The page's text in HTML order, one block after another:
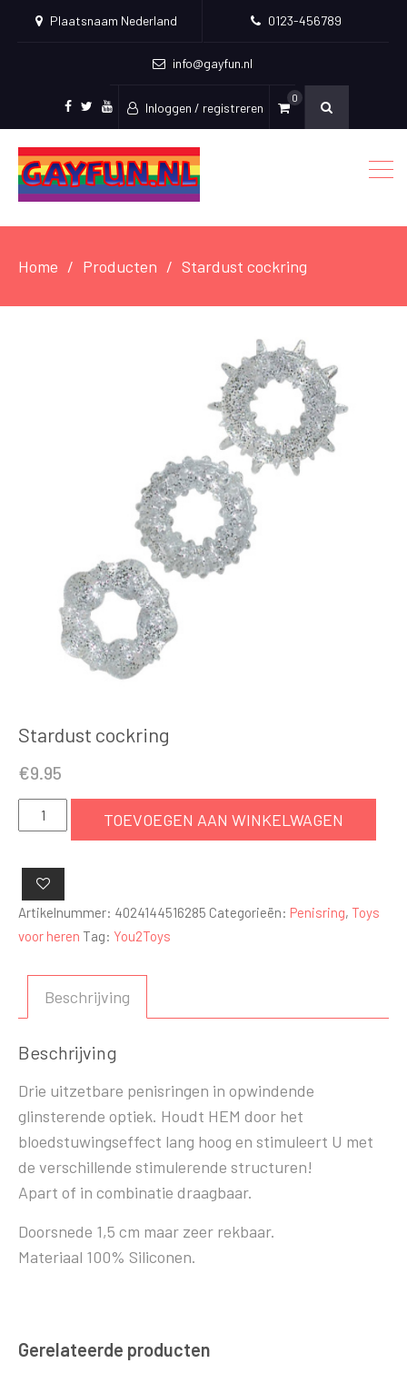
Plaatsnaam Nederland 0123-456789
info@gayfun.nl
Facebook
TwitterYoutube
Inloggen / registreren
0
Home Producten Stardust cockring
Stardust cockring
€9.95
Stardust
cockring
TOEVOEGEN AAN WINKELWAGEN
Artikelnummer: 4024144516285 Categorieën: Penisring, Toys
voor heren Tag: You2Toys
Beschrijving
Beschrijving
Drie uitzetbare penisringen in opwindende
glinsterende optiek. Houdt HEM door het
bloedstuwingseffect lang hoog en stimuleert U met
de verschillende stimulerende structuren!
Apart of in combinatie draagbaar.
Doorsnede 1,5 cm maar zeer rekbaar.
Materiaal 100% Siliconen.
Gerelateerde producten